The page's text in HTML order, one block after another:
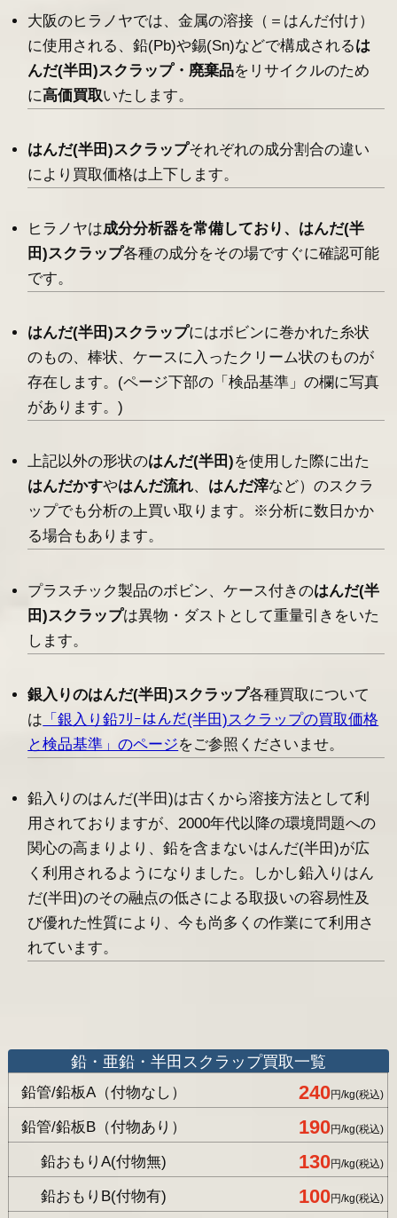
大阪のヒラノヤでは、金属の溶接（＝はんだ付け）
に使用される、鉛(Pb)や錫(Sn)などで構成されるは
んだ(半田)スクラップ・廃棄品をリサイクルのため
に高価買取いたします。
はんだ(半田)スクラップそれぞれの成分割合の違い
により買取価格は上下します。
ヒラノヤは成分分析器を常備しており、 はんだ(半
田)スクラップ各種の成分をその場ですぐに確認可能
です。
はんだ(半田)スクラップにはボビンに巻かれた糸状
のもの、棒状、ケースに入ったクリーム状のものが
存在します。(ページ下部の「検品基準」の欄に写真
があります。)
上記以外の形状のはんだ(半田)を使用した際に出た
はんだかすやはんだ流れ、 はんだ滓など）のスクラ
ップでも分析の上買い取ります。※分析に数日かか
る場合もあります。
プラスチック製品のボビン、ケース付きのはんだ(半
田)スクラップは異物・ダストとして重量引きをいた
します。
銀入りのはんだ(半田)スクラップ各種買取について
は 「銀入り鉛ﾌﾘｰはんだ(半田)スクラップの買取価格
と検品基準」のページをご参照くださいませ。
鉛入りのはんだ(半田)は古くから溶接方法として利
用されておりますが、2000年代以降の環境問題への
関心の高まりより、鉛を含まないはんだ(半田)が広
く利用されるようになりました。しかし鉛入りはん
だ(半田)のその融点の低さによる取扱いの容易性及
び優れた性質により、今も尚多くの作業にて利用さ
れています。
鉛・亜鉛・半田スクラップ買取一覧
鉛管/鉛板A（付物なし） 240円/kg(税込)
鉛管/鉛板B（付物あり） 190円/kg(税込)
鉛おもりA(付物無) 130円/kg(税込)
鉛おもりB(付物有) 100円/kg(税込)